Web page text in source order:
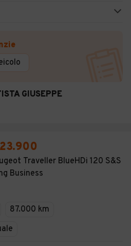
GIUSEPPE
Traveller BlueHDi 120 S&S
Business
87.000 km